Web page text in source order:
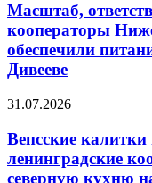
Масштаб,
кооператоры
обеспечили
Дивееве
31.07.2026
Вепсские
ленинградские
северную кухню